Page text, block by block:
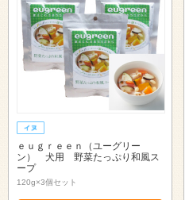
ｅｕｇｒｅｅｎ（ユーグリー
ン） 犬用 野菜たっぷり和風ス
ープ
120g×3個セット